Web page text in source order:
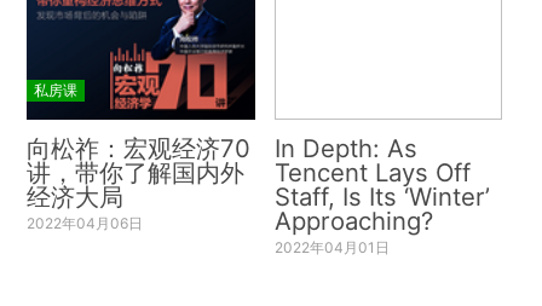
私房课
向松祚：宏观经济70
讲，带你了解国内外
经济大局
2022年04月06日
In Depth: As
Tencent Lays Off
Staff, Is Its ‘Winter’
Approaching?
2022年04月01日